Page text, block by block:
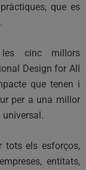
que es
les cinc millors
Design for All
que tenen i
per a una millor
tots els esforços,
entitats,